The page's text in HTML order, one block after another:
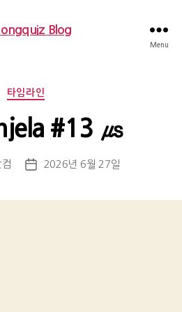
Menu
Categories
타임라인
#13 ㎲
Post2026년 6월 27일